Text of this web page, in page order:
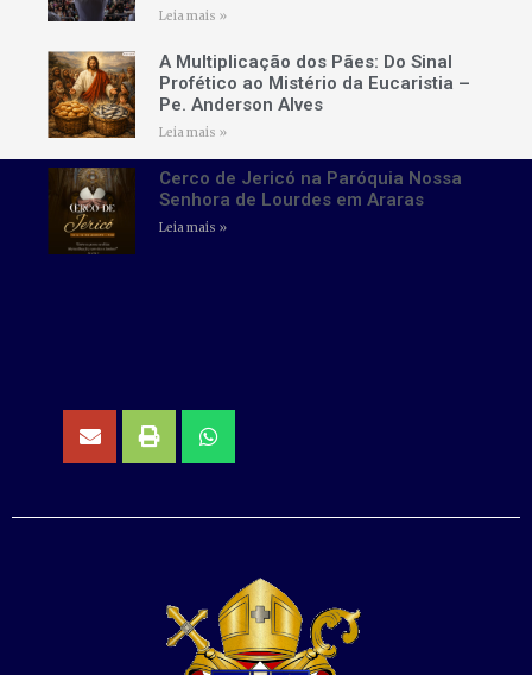
Leia mais »
A Multiplicação dos Pães: Do Sinal
Profético ao Mistério da Eucaristia –
Pe. Anderson Alves
Leia mais »
Cerco de Jericó na Paróquia Nossa
Senhora de Lourdes em Araras
Leia mais »